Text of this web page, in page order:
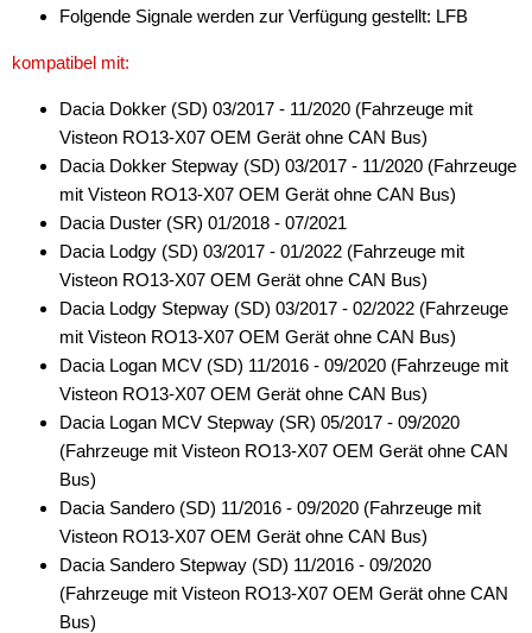
Fernbedienungen
Freischaltmodule
Freisprechadapter
Frequenzweichen
Handyhalterungen
kabellos Laden
Lautsprecheradapter
Lautsprechereinbauset
Lautsprecherkabel
Lautsprecherringe
Folgende Signale werden zur Verfügung gestellt: LFB
kompatibel mit:
Dacia Dokker (SD) 03/2017 - 11/2020 (Fahrzeuge mit
Visteon RO13-X07 OEM Gerät ohne CAN Bus)
Dacia Dokker Stepway (SD) 03/2017 - 11/2020 (Fahrzeuge
mit Visteon RO13-X07 OEM Gerät ohne CAN Bus)
Dacia Duster (SR) 01/2018 - 07/2021
Dacia Lodgy (SD) 03/2017 - 01/2022 (Fahrzeuge mit
Visteon RO13-X07 OEM Gerät ohne CAN Bus)
Dacia Lodgy Stepway (SD) 03/2017 - 02/2022 (Fahrzeuge
mit Visteon RO13-X07 OEM Gerät ohne CAN Bus)
Dacia Logan MCV (SD) 11/2016 - 09/2020 (Fahrzeuge mit
Visteon RO13-X07 OEM Gerät ohne CAN Bus)
Dacia Logan MCV Stepway (SR) 05/2017 - 09/2020
(Fahrzeuge mit Visteon RO13-X07 OEM Gerät ohne CAN
Bus)
Dacia Sandero (SD) 11/2016 - 09/2020 (Fahrzeuge mit
Visteon RO13-X07 OEM Gerät ohne CAN Bus)
Dacia Sandero Stepway (SD) 11/2016 - 09/2020
(Fahrzeuge mit Visteon RO13-X07 OEM Gerät ohne CAN
Bus)